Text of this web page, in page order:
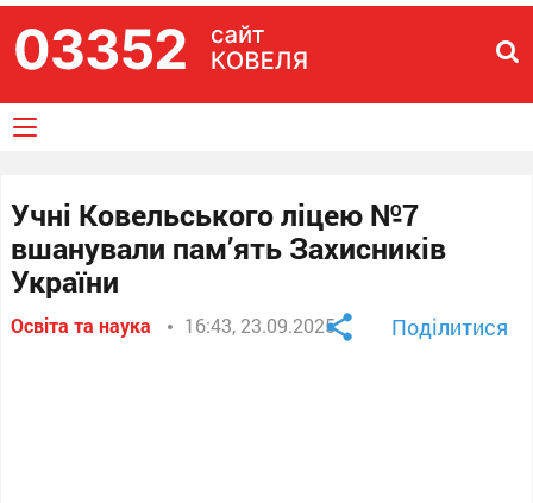
Учні Ковельського ліцею №7
вшанували пам’ять Захисників
України
Освіта та наука 16:43, 23.09.2025 Поділитися